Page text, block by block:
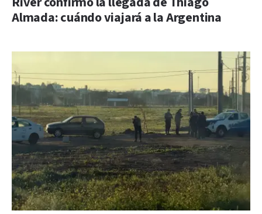
Almada: cuándo viajará a la Argentina